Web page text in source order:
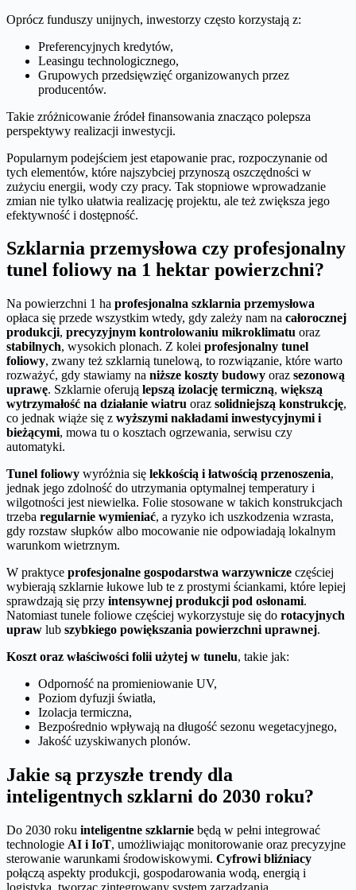
Oprócz funduszy unijnych, inwestorzy często korzystają z:
Preferencyjnych kredytów,
Leasingu technologicznego,
Grupowych przedsięwzięć organizowanych przez
producentów.
Takie zróżnicowanie źródeł finansowania znacząco polepsza
perspektywy realizacji inwestycji.
Popularnym podejściem jest etapowanie prac, rozpoczynanie od
tych elementów, które najszybciej przynoszą oszczędności w
zużyciu energii, wody czy pracy. Tak stopniowe wprowadzanie
zmian nie tylko ułatwia realizację projektu, ale też zwiększa jego
efektywność i dostępność.
Szklarnia przemysłowa czy profesjonalny
tunel foliowy na 1 hektar powierzchni?
Na powierzchni 1 ha profesjonalna szklarnia przemysłowa
opłaca się przede wszystkim wtedy, gdy zależy nam na całorocznej
produkcji, precyzyjnym kontrolowaniu mikroklimatu oraz
stabilnych, wysokich plonach. Z kolei profesjonalny tunel
foliowy, zwany też szklarnią tunelową, to rozwiązanie, które warto
rozważyć, gdy stawiamy na niższe koszty budowy oraz sezonową
uprawę. Szklarnie oferują lepszą izolację termiczną, większą
wytrzymałość na działanie wiatru oraz solidniejszą konstrukcję,
co jednak wiąże się z wyższymi nakładami inwestycyjnymi i
bieżącymi, mowa tu o kosztach ogrzewania, serwisu czy
automatyki.
Tunel foliowy wyróżnia się lekkością i łatwością przenoszenia,
jednak jego zdolność do utrzymania optymalnej temperatury i
wilgotności jest niewielka. Folie stosowane w takich konstrukcjach
trzeba regularnie wymieniać, a ryzyko ich uszkodzenia wzrasta,
gdy rozstaw słupków albo mocowanie nie odpowiadają lokalnym
warunkom wietrznym.
W praktyce profesjonalne gospodarstwa warzywnicze częściej
wybierają szklarnie łukowe lub te z prostymi ściankami, które lepiej
sprawdzają się przy intensywnej produkcji pod osłonami.
Natomiast tunele foliowe częściej wykorzystuje się do rotacyjnych
upraw lub szybkiego powiększania powierzchni uprawnej.
Koszt oraz właściwości folii użytej w tunelu, takie jak:
Odporność na promieniowanie UV,
Poziom dyfuzji światła,
Izolacja termiczna,
Bezpośrednio wpływają na długość sezonu wegetacyjnego,
Jakość uzyskiwanych plonów.
Jakie są przyszłe trendy dla
inteligentnych szklarni do 2030 roku?
Do 2030 roku inteligentne szklarnie będą w pełni integrować
technologie AI i IoT, umożliwiając monitorowanie oraz precyzyjne
sterowanie warunkami środowiskowymi. Cyfrowi bliźniacy
połączą aspekty produkcji, gospodarowania wodą, energią i